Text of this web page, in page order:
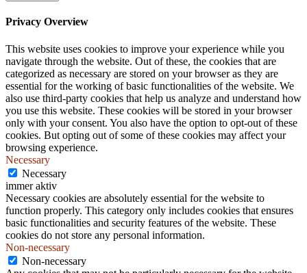
Privacy Overview
This website uses cookies to improve your experience while you
navigate through the website. Out of these, the cookies that are
categorized as necessary are stored on your browser as they are
essential for the working of basic functionalities of the website. We
also use third-party cookies that help us analyze and understand how
you use this website. These cookies will be stored in your browser
only with your consent. You also have the option to opt-out of these
cookies. But opting out of some of these cookies may affect your
browsing experience.
Necessary
Necessary
immer aktiv
Necessary cookies are absolutely essential for the website to
function properly. This category only includes cookies that ensures
basic functionalities and security features of the website. These
cookies do not store any personal information.
Non-necessary
Non-necessary